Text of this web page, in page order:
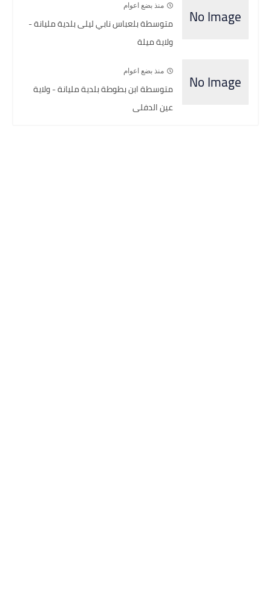
منذ بضع اعوام
متوسطة بلعباس نابي ليلى بلدية مليانة -
ولاية ميلة
منذ بضع اعوام
متوسطة ابن بطوطة بلدية مليانة - ولاية
عين الدفلى